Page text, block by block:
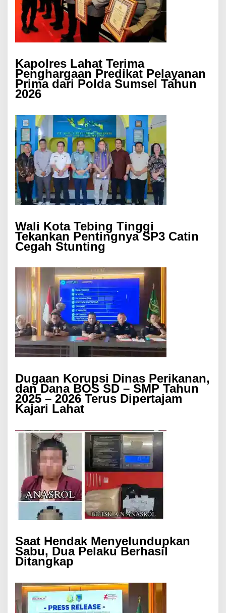
Kapolres Lahat Terima
Penghargaan Predikat Pelayanan
Prima dari Polda Sumsel Tahun
2026
Wali Kota Tebing Tinggi
Tekankan Pentingnya SP3 Catin
Cegah Stunting
Dugaan Korupsi Dinas Perikanan,
dan Dana BOS SD – SMP Tahun
2025 – 2026 Terus Dipertajam
Kajari Lahat
Saat Hendak Menyelundupkan
Sabu, Dua Pelaku Berhasil
Ditangkap